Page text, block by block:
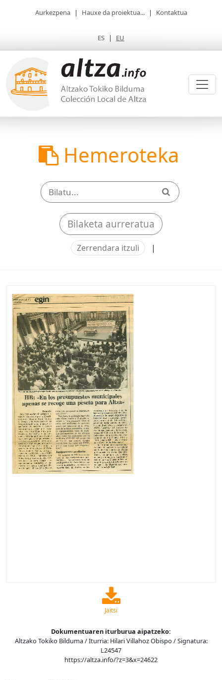
Aurkezpena | Hauxe da proiektua... | Kontaktua
ES | EU
Hemeroteka
Bilaketa aurreratua
Zerrendara itzuli |
Jaitsi
Dokumentuaren iturburua aipatzeko:
Altzako Tokiko Bilduma / Iturria: Hilari Villahoz Obispo / Signatura:
L24547
https://altza.info/?z=3&x=24622